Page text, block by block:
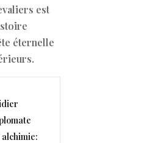
est
éternelle